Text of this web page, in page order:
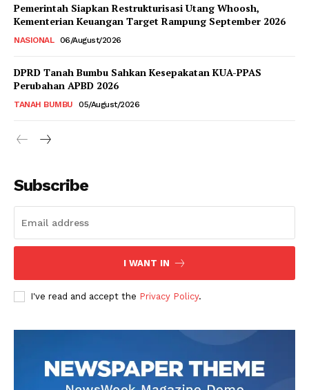
Pemerintah Siapkan Restrukturisasi Utang Whoosh,
Kementerian Keuangan Target Rampung September 2026
NASIONAL 06/August/2026
DPRD Tanah Bumbu Sahkan Kesepakatan KUA-PPAS
Perubahan APBD 2026
TANAH BUMBU 05/August/2026
Subscribe
I WANT IN
I've read and accept the Privacy Policy.